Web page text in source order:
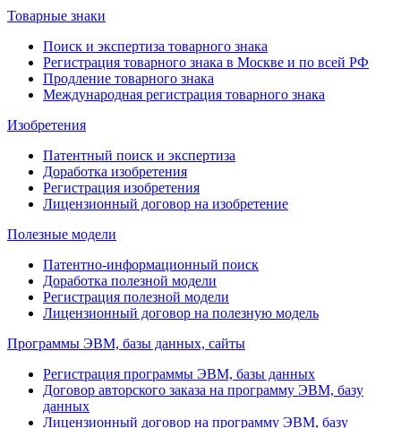
Товарные знаки
Поиск и экспертиза товарного знака
Регистрация товарного знака в Москве и по всей РФ
Продление товарного знака
Международная регистрация товарного знака
Изобретения
Патентный поиск и экспертиза
Доработка изобретения
Регистрация изобретения
Лицензионный договор на изобретение
Полезные модели
Патентно-информационный поиск
Доработка полезной модели
Регистрация полезной модели
Лицензионный договор на полезную модель
Программы ЭВМ, базы данных, сайты
Регистрация программы ЭВМ, базы данных
Договор авторского заказа на программу ЭВМ, базу
данных
Лицензионный договор на программу ЭВМ, базу